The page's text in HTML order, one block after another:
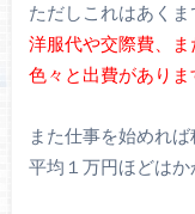
ただしこれはあくま
洋服代や交際費、
色々と出費がありま
また仕事を始めれ
平均１万円ほどはか